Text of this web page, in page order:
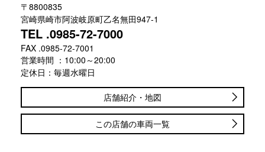
〒8800835
宮崎県崎市阿波岐原町乙名無田947-1
TEL .0985-72-7000
FAX .0985-72-7001
営業時間 ：10:00～20:00
定休日：毎週水曜日
店舗紹介・地図
この店舗の車両一覧